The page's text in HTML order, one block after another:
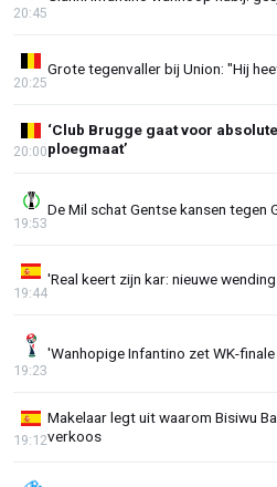
20:45
Grote tegenvaller bij Union: "Hij
20:25
‘Club Brugge gaat voor
ploegmaat’
20:00
De Mil schat Gentse kansen tegen
19:53
'Real keert zijn kar: nieuwe
19:44
'Wanhopige Infantino zet WK-
19:23
Makelaar legt uit waarom Bisiwu
verkoos
19:12